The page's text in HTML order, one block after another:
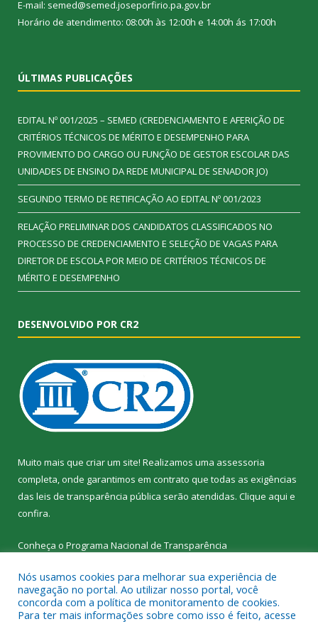
E-mail: semed@semed.joseporfirio.pa.gov.br
Horário de atendimento: 08:00h às 12:00h e 14:00h ás 17:00h
ÚLTIMAS PUBLICAÇÕES
EDITAL Nº 001/2025 – SEMED (CREDENCIAMENTO E AFERIÇÃO DE
CRITÉRIOS TÉCNICOS DE MÉRITO E DESEMPENHO PARA
PROVIMENTO DO CARGO OU FUNÇÃO DE GESTOR ESCOLAR DAS
UNIDADES DE ENSINO DA REDE MUNICIPAL DE SENADOR JO)
SEGUNDO TERMO DE RETIFICAÇÃO AO EDITAL Nº 001/2023
RELAÇÃO PRELIMINAR DOS CANDIDATOS CLASSIFICADOS NO
PROCESSO DE CREDENCIAMENTO E SELEÇÃO DE VAGAS PARA
DIRETOR DE ESCOLA POR MEIO DE CRITÉRIOS TÉCNICOS DE
MÉRITO E DESEMPENHO
DESENVOLVIDO POR CR2
Muito mais que criar um site! Realizamos uma assessoria
completa, onde garantimos em contrato que todas as exigências
das leis de transparência pública serão atendidas. Clique aqui e
confira.
Conheça o Programa Nacional de Transparência
Todos os direitos reservados a SEMED – Secretaria Municipal de
Nós usamos cookies para melhorar sua experiência de
navegação no portal. Ao utilizar nosso portal, você
concorda com a política de monitoramento de cookies.
Para ter mais informações sobre como isso é feito, acesse